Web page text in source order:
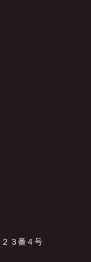
２３番４号